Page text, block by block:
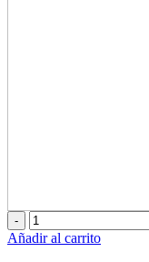
TFC-
006
Añadir al carrito